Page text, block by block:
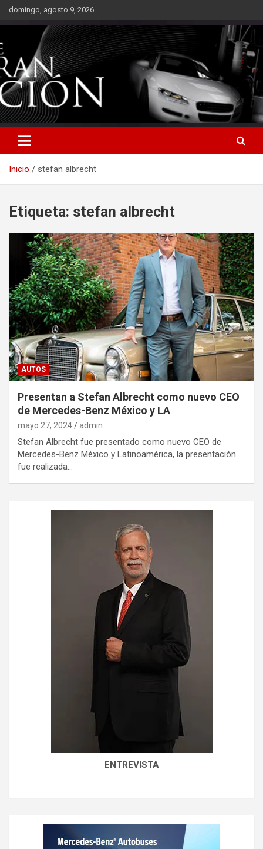
Saltardomingo, agosto 9, 2026
Inicio stefan albrecht
Etiqueta: stefan albrecht
AUTOS
Presentan a Stefan Albrecht como nuevo CEO
de Mercedes-Benz México y LA
mayo 27, 2024 admin
Stefan Albrecht fue presentado como nuevo CEO de
Mercedes-Benz México y Latinoamérica, la presentación
fue realizada…
ENTREVISTA